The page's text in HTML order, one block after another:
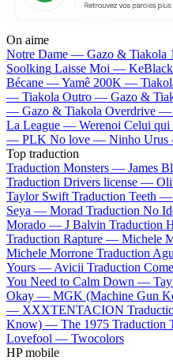
On aime
Notre Dame — Gazo & Tiakola
Soolking Laisse Moi — KeBlack
Bécane —Yamê 200K —
— Tiakola Outro — Gazo &
— Gazo & Tiakola Overdrive —
La League — Werenoi Celui
— PLK No love — Ninho
Top traduction
Traduction Monsters — James
Traduction Drivers license —
Taylor Swift Traduction Teeth —
Seya — Morad Traduction No
Morado — J Balvin Traduction
Traduction Rapture — Michele
Michele Morrone Traduction
Yours — Avicii Traduction
You Need to Calm Down —
Okay — MGK (Machine Gun
— XXXTENTACION
Know) — The 1975 Traduction
Lovefool — Twocolors
HP mobile